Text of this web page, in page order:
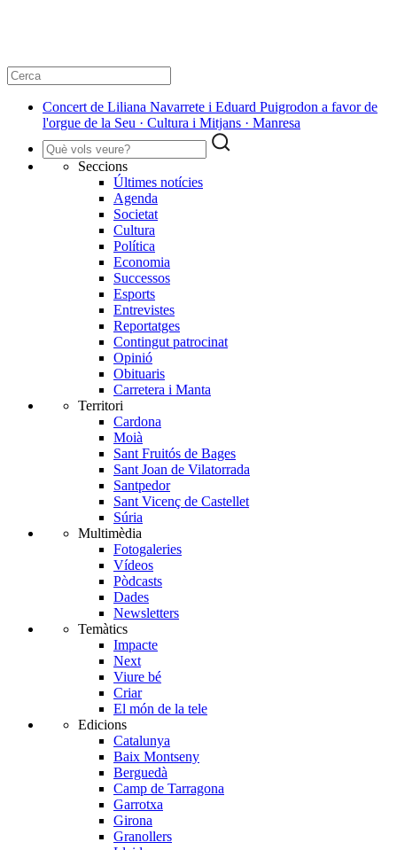
Concert de Liliana Navarrete i Eduard Puigrodon a favor de
l'orgue de la Seu · Cultura i Mitjans · Manresa
Seccions
Últimes notícies
Agenda
Societat
Cultura
Política
Economia
Successos
Esports
Entrevistes
Reportatges
Contingut patrocinat
Opinió
Obituaris
Carretera i Manta
Territori
Cardona
Moià
Sant Fruitós de Bages
Sant Joan de Vilatorrada
Santpedor
Sant Vicenç de Castellet
Súria
Multimèdia
Fotogaleries
Vídeos
Pòdcasts
Dades
Newsletters
Temàtics
Impacte
Next
Viure bé
Criar
El món de la tele
Edicions
Catalunya
Baix Montseny
Berguedà
Camp de Tarragona
Garrotxa
Girona
Granollers